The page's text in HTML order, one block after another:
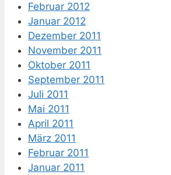
Februar 2012
Januar 2012
Dezember 2011
November 2011
Oktober 2011
September 2011
Juli 2011
Mai 2011
April 2011
März 2011
Februar 2011
Januar 2011